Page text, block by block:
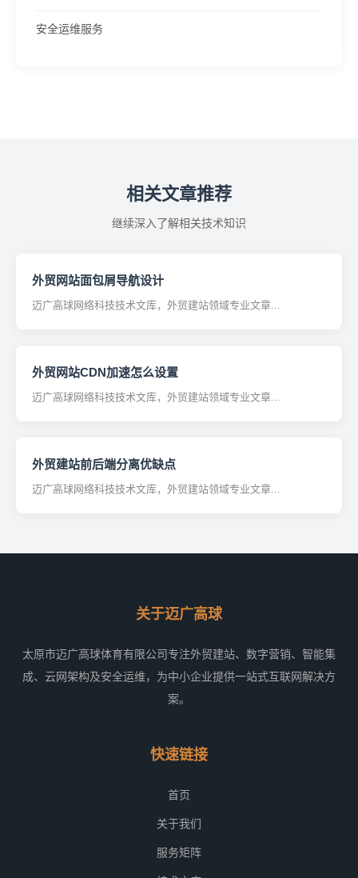
安全运维服务
相关文章推荐
继续深入了解相关技术知识
外贸网站面包屑导航设计
迈广高球网络科技技术文库，外贸建站领域专业文章...
外贸网站CDN加速怎么设置
迈广高球网络科技技术文库，外贸建站领域专业文章...
外贸建站前后端分离优缺点
迈广高球网络科技技术文库，外贸建站领域专业文章...
关于迈广高球
太原市迈广高球体育有限公司专注外贸建站、数字营销、智能集
成、云网架构及安全运维，为中小企业提供一站式互联网解决方
案。
快速链接
首页
关于我们
服务矩阵